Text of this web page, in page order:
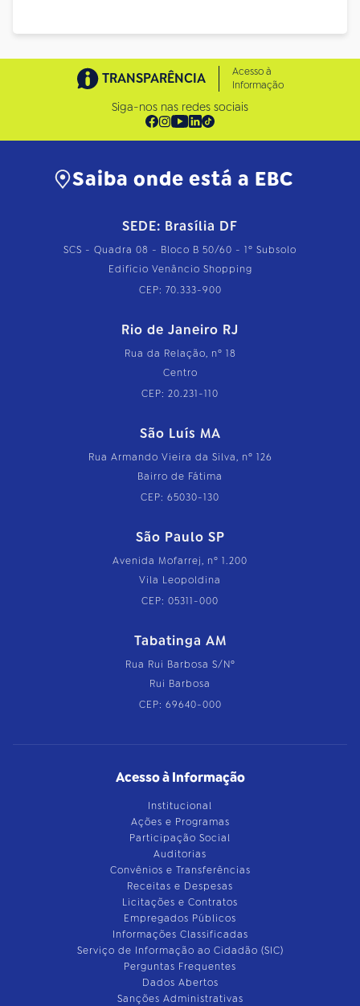
TRANSPARÊNCIA
Acesso à
Informação
Siga-nos nas redes sociais
Saiba onde está a EBC
SEDE: Brasília DF
SCS - Quadra 08 - Bloco B 50/60 - 1º Subsolo
Edifício Venâncio Shopping
CEP: 70.333-900
Rio de Janeiro RJ
Rua da Relação, nº 18
Centro
CEP: 20.231-110
São Luís MA
Rua Armando Vieira da Silva, nº 126
Bairro de Fátima
CEP: 65030-130
São Paulo SP
Avenida Mofarrej, nº 1.200
Vila Leopoldina
CEP: 05311-000
Tabatinga AM
Rua Rui Barbosa S/Nº
Rui Barbosa
CEP: 69640-000
Acesso à Informação
Institucional
Ações e Programas
Participação Social
Auditorias
Convênios e Transferências
Receitas e Despesas
Licitações e Contratos
Empregados Públicos
Informações Classificadas
Serviço de Informação ao Cidadão (SIC)
Perguntas Frequentes
Dados Abertos
Sanções Administrativas